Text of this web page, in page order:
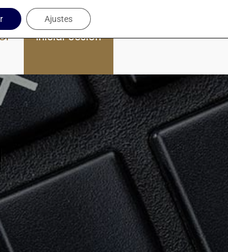
Iniciar Sesión
Ajustes